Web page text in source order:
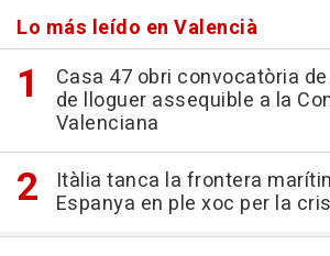
Lo más leído en Valencià
Casa 47 obri convocatòria
de lloguer assequible a la
Valenciana
Itàlia tanca la frontera
Espanya en ple xoc per la